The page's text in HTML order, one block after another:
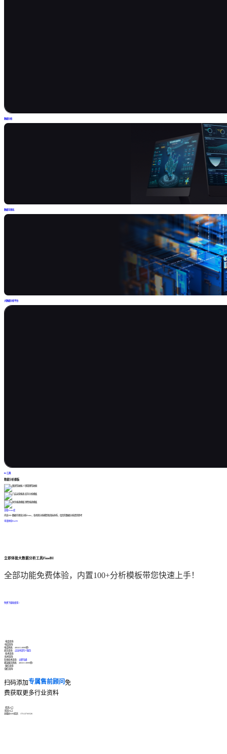
数据分析
数据可视化
大数据分析平台
BI工具
数据分析模板
查看Demo库
内含200+数据可视化分析Demo，各场景分析模型和指标体系，给您的数据分析提供参考
申请体验FineBI
立即体验大数据分析工具FineBI
全部功能免费体验，内置100+分析模板带您快速上手！
免费下载和使用 >
电话咨询
电话咨询
电话热线： 400-811-8890转1
商务咨询： 点击申请专人服务
技术咨询
技术咨询
在线技术咨询： 立即沟通
紧急服务热线： 400-811-8890转2
微信咨询
微信咨询
扫码添加专属售前顾问免
费获取更多行业资料
投诉入口
投诉入口
总裁办24H投诉：
173-127-81526